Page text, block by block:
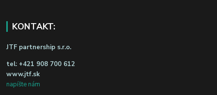
KONTAKT:
JTF partnership s.r.o.
tel: +421 908 700 612
www.jtf.sk
napíšte nám